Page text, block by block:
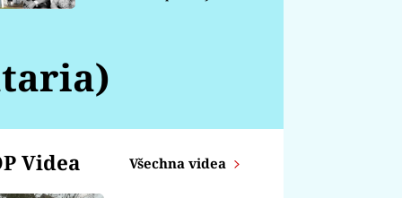
Videa Všechna videa